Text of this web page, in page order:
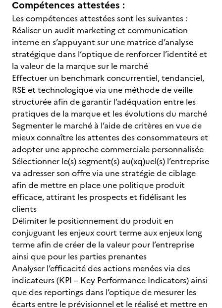
Compétences attestées :
Les compétences attestées sont les suivantes :
Réaliser un audit marketing et communication
interne en s’appuyant sur une matrice d’analyse
stratégique dans l’optique de renforcer l’identité et
la valeur de la marque sur le marché
Effectuer un benchmark concurrentiel, tendanciel,
RSE et technologique via une méthode de veille
structurée afin de garantir l’adéquation entre les
pratiques de la marque et les évolutions du marché
Segmenter le marché à l’aide de critères en vue de
mieux connaître les attentes des consommateurs et
adopter une approche commerciale personnalisée
Sélectionner le(s) segment(s) au(xq)uel(s) l’entreprise
va adresser son offre via une stratégie de ciblage
afin de mettre en place une politique produit
efficace, attirant les prospects et fidélisant les
clients
Délimiter le positionnement du produit en
conjuguant les enjeux court terme aux enjeux long
terme afin de créer de la valeur pour l’entreprise
ainsi que pour les parties prenantes
Analyser l’efficacité des actions menées via des
indicateurs (KPI – Key Performance Indicators) ainsi
que des reportings dans l’optique de mesurer les
écarts entre le prévisionnel et le réalisé et mettre en